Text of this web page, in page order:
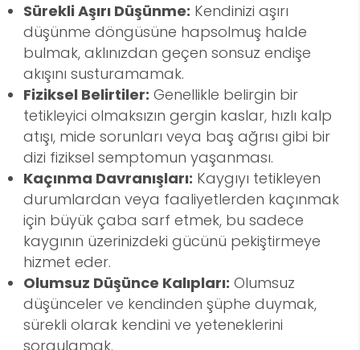
Sürekli Aşırı Düşünme: Kendinizi aşırı
düşünme döngüsüne hapsolmuş halde
bulmak, aklınızdan geçen sonsuz endişe
akışını susturamamak.
Fiziksel Belirtiler: Genellikle belirgin bir
tetikleyici olmaksızın gergin kaslar, hızlı kalp
atışı, mide sorunları veya baş ağrısı gibi bir
dizi fiziksel semptomun yaşanması.
Kaçınma Davranışları: Kaygıyı tetikleyen
durumlardan veya faaliyetlerden kaçınmak
için büyük çaba sarf etmek, bu sadece
kaygının üzerinizdeki gücünü pekiştirmeye
hizmet eder.
Olumsuz Düşünce Kalıpları: Olumsuz
düşünceler ve kendinden şüphe duymak,
sürekli olarak kendini ve yeteneklerini
sorgulamak.